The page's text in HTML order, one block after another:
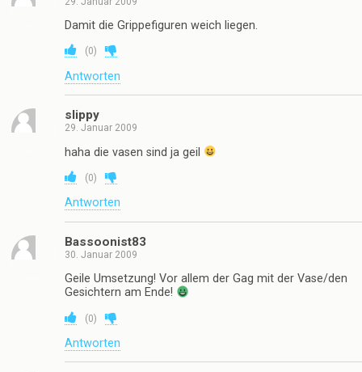
Damit die Grippefiguren weich liegen.
(0)
Antworten
slippy
29. Januar 2009
haha die vasen sind ja geil
(0)
Antworten
Bassoonist83
30. Januar 2009
Geile Umsetzung! Vor allem der Gag mit der Vase/den
Gesichtern am Ende!
(0)
Antworten